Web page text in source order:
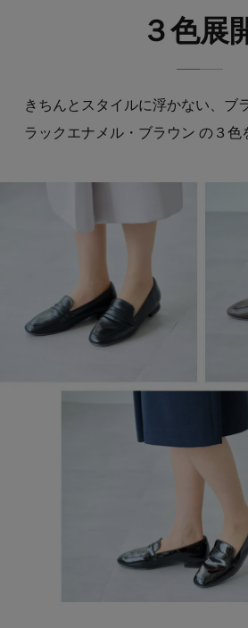
３色展
きちんとスタイルに浮かない、ブ
ラックエナメル・ブラウン の３色